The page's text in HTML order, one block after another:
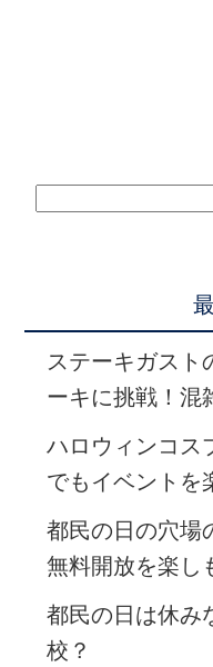
ステーキガスト
ーキに挑戦！混
ハロウィンコス
でもイベントを
都民の日の穴場
無料開放を楽し
都民の日は休み
校？